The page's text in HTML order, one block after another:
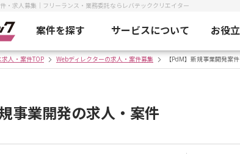
・求人募集｜フリーランス・業務委託ならレバテッククリエイター
案件を探す サービスについて お役
人・案件TOP Webディレクターの求人・案件募集 【PdM】新規事業開発案件
事業開発の求人・案件